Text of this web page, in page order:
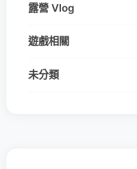
露營 Vlog
遊戲相關
未分類